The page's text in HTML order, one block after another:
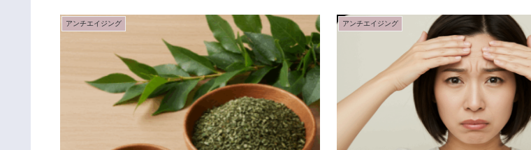
アンチエイジング アンチエイジング